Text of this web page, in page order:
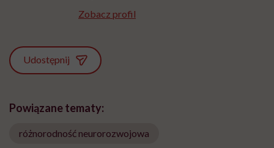
Zobacz profil
Udostępnij
Powiązane tematy:
różnorodność neurorozwojowa